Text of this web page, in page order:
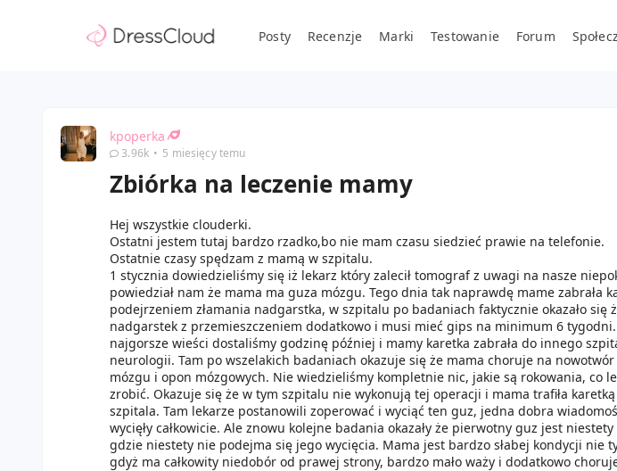
Posty Recenzje Marki Testowanie Forum
kpoperka
3.96k • 5 miesięcy temu
Zbiórka na leczenie mamy
Hej wszystkie clouderki.
Ostatni jestem tutaj bardzo rzadko,bo nie mam czasu siedzieć prawie na telefonie.
Ostatnie czasy spędzam z mamą w szpitalu.
1 stycznia dowiedzieliśmy się iż lekarz który zalecił tomograf z uwagi na nasze
powiedział nam że mama ma guza mózgu. Tego dnia tak naprawdę mame zabrała
podejrzeniem złamania nadgarstka, w szpitalu po badaniach faktycznie okazało się
nadgarstek z przemieszczeniem dodatkowo i musi mieć gips na minimum 6
najgorsze wieści dostaliśmy godzinę później i mamy karetka zabrała do innego
neurologii. Tam po wszelakich badaniach okazuje się że mama choruje na nowotwór
mózgu i opon mózgowych. Nie wiedzieliśmy kompletnie nic, jakie są rokowania, co
zrobić. Okazuje się że w tym szpitalu nie wykonują tej operacji i mama trafiła
szpitala. Tam lekarze postanowili zoperować i wyciąć ten guz, jedna dobra
wycięły całkowicie. Ale znowu kolejne badania okazały że pierwotny guz jest niestety
gdzie niestety nie podejma się jego wycięcia. Mama jest bardzo słabej kondycji nie
gdyż ma całkowity niedobór od prawej strony, bardzo mało waży i dodatkowo